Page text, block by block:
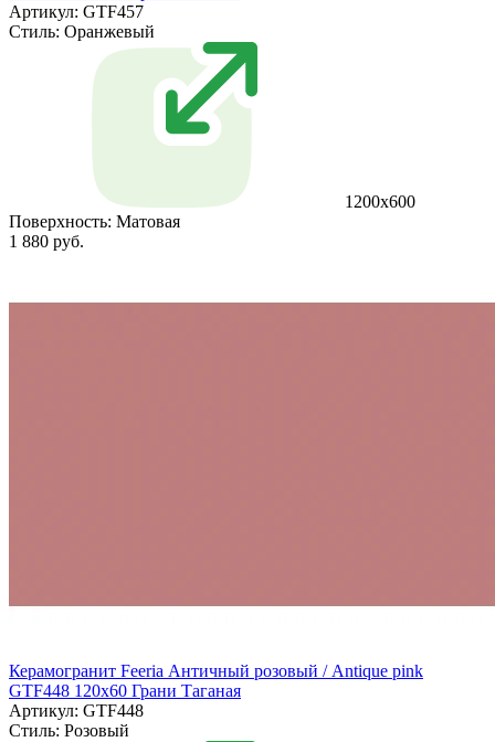
Артикул: GTF457
Стиль: Оранжевый
1200х600
Поверхность: Матовая
1 880 руб.
Керамогранит Feeria Античный розовый / Antique pink
GTF448 120х60 Грани Таганая
Артикул: GTF448
Стиль: Розовый